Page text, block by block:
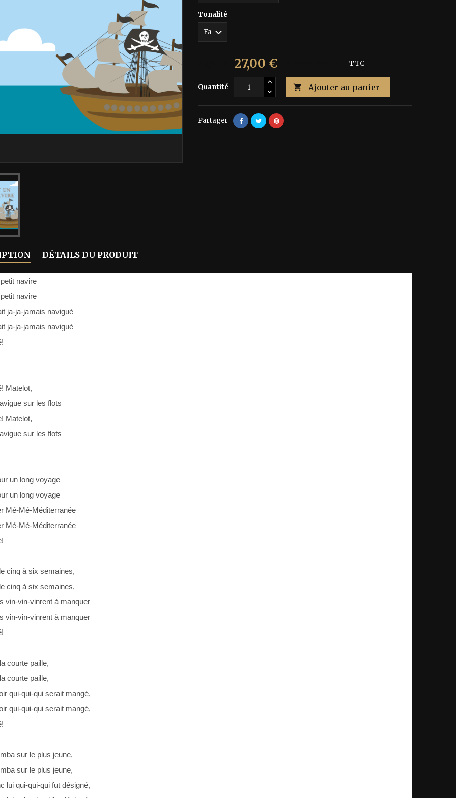
Tonalité
27,00 € TTC
Quantité  Ajouter au panier
Partager
DÉTAILS DU PRODUIT
navire
navire
ja-ja-jamais navigué
ja-ja-jamais navigué
Matelot,
sur les flots
Matelot,
sur les flots
un long voyage
un long voyage
Mé-Mé-Méditerranée
Mé-Mé-Méditerranée
cinq à six semaines,
cinq à six semaines,
vin-vin-vinrent à manquer
vin-vin-vinrent à manquer
courte paille,
courte paille,
qui-qui-qui serait mangé,
qui-qui-qui serait mangé,
sur le plus jeune,
sur le plus jeune,
lui qui-qui-qui fut désigné,